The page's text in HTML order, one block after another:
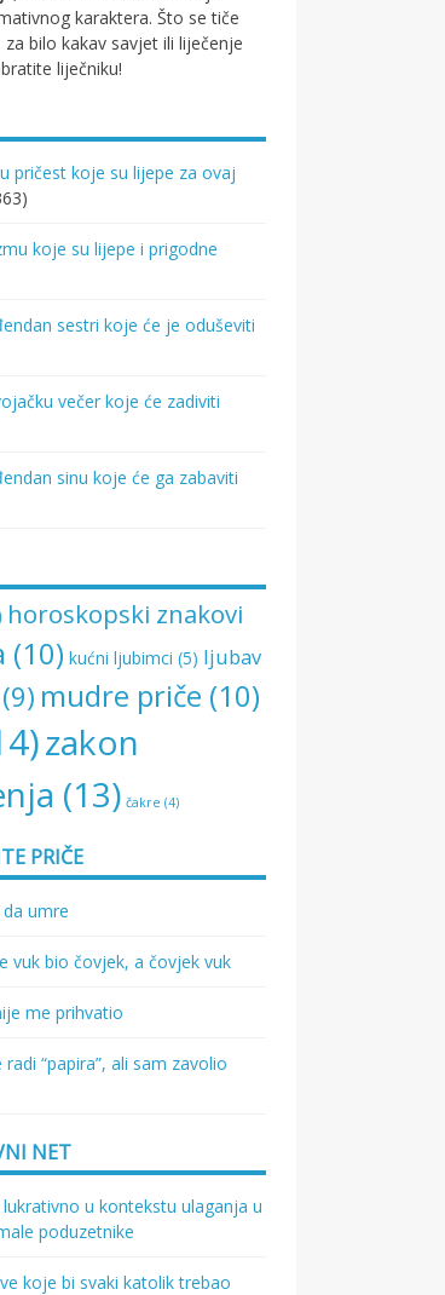
karaktera. Što se tiče
za bilo kakav savjet ili liječenje
liječniku!
pričest koje su lijepe za ovaj
koje su lijepe i prigodne
sestri koje će je oduševiti
večer koje će zadiviti
sinu koje će ga zabaviti
horoskopski znakovi
(10) kućni ljubimci (5) ljubav
(9) mudre priče (10)
zakon
(13) čakre (4)
PRIČE
umre
vuk bio čovjek, a čovjek vuk
me prihvatio
“papira”, ali sam zavolio
NET
u kontekstu ulaganja u
poduzetnike
koje bi svaki katolik trebao